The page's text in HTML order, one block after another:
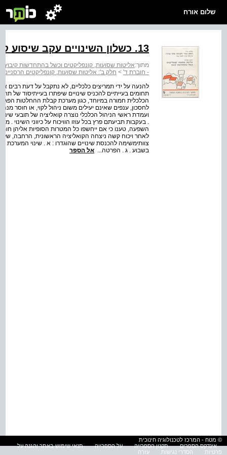
שלום אורח
13. כשלון השינויים עקב שיסוע קואליציית תומכיהם
מתוך:אליטות שסועות, קונפליקטים וכשל בהתחדשות קיבוץ
- חוברת ד' > חלק ב': אליטות שסועות, קונפליקטים
להנעה על ידי תמריצים כלכליים, לא נתקבל על דעת
תחומים בעייתיים להכניס שינויים שיפתרו בעיית­יסוד של
הכלכלית חמורה במיוחד, כגון מערכת קבלת ההחלטות
לחסכון, ענפים שאינם יעילים משום ניהול לקוי, או חוסר
ועמדת ראשי הניהול הכלכלי נוצרה קואליציה של תובעי
. בעקבות תביעתם פרץ בכל עוזו הוויכוח על כיווני השינוי
השפעה, טענו כי אם ייחשפו כל המטרות הסופיות אליהן
לאחר ויכוח קשה ניצחה הקואליציה הראשונית, הרחבה, של
צוותי­משימה להכנסת שינויים שהוגדרו : א . שינוי המערכת
בשבוע . ג . הפרטה... אל הספר
© מטח - המרכז לטכנולוגיה חינוכית
אינדקס הספרים
תקנון הספרייה על הספרייה
תנאי שימוש באתר והגנה על
פרטיות
הסדרי נגישות עזרה